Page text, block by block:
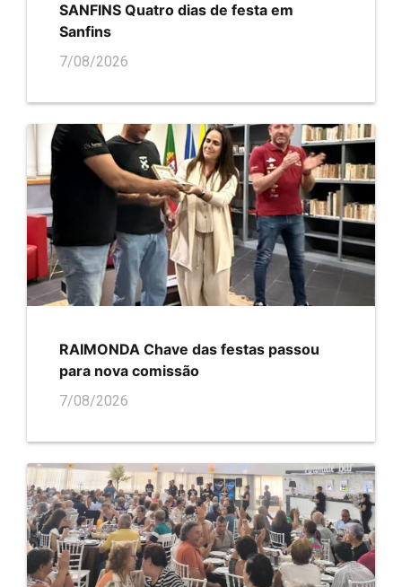
SANFINS Quatro dias de festa em
Sanfins
7/08/2026
RAIMONDA Chave das festas passou
para nova comissão
7/08/2026